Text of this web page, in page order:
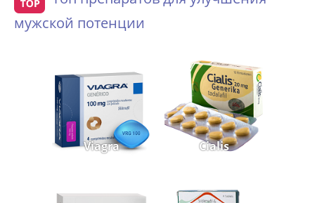
мужской потенции
Viagra Cialis